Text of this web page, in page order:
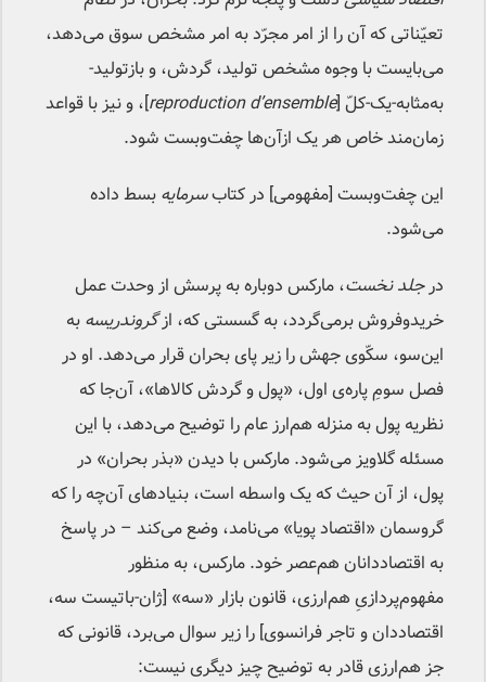
تعیّناتی که آن را از امر مجرّد به امر مشخص سوق می‌دهد،
می‌بایست با وجوه مشخص تولید، گردش، و بازتولید-
به‌مثابه-یک-کلّ [reproduction d’ensemble]، و نیز با قواعد
زمان‌مند خاص هر یک ازآن‌ها چفت‌وبست‌ ‌شود.
این چفت‌و‌بست [مفهومی] در کتابسرمایه بسط داده
می‌شود.
درجلد نخست، مارکس دوباره به پرسش از وحدت عمل
خریدوفروش برمی‌گردد، به گسستی که، ازگروندریسه به
این‌سو، سکّوی جهش را زیر پای بحران قرار می‌دهد. او در
فصل سومِ پاره‌ی اول، «پول و گردش کالاها»، آن‌جا که
نظریه پول به منزله هم‌ارز عام را توضیح می‌دهد، با این
مسئله گلاویز می‌شود. مارکس با دیدن «بذر بحران» در
پول، از آن حیث که یک واسطه است، بنیادهای آن‌چه را که
گروسمان «اقتصاد پویا» می‌نامد، وضع می‌کند – در پاسخ
به اقتصاددانان هم‌عصر خود. مارکس، به منظور
مفهوم‌پردازیِ هم‌ارزی، قانون بازار «سه» [ژان-باتیست سه،
اقتصاددان و تاجر فرانسوی] را زیر سوال می‌برد، قانونی که
جز هم‌ارزی قادر به توضیح چیز دیگری نیست: